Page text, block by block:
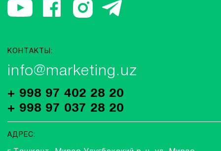
КОНТАКТЫ:
info@marketing.uz
+ 998 97 402 28 20
+ 998 97 037 28 20
АДРЕС: